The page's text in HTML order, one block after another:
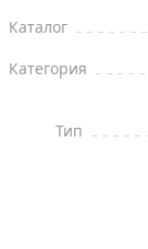
Каталог
Категория
Тип